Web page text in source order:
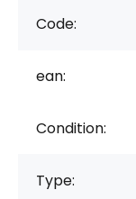
Code:
ean:
Condition:
Type: